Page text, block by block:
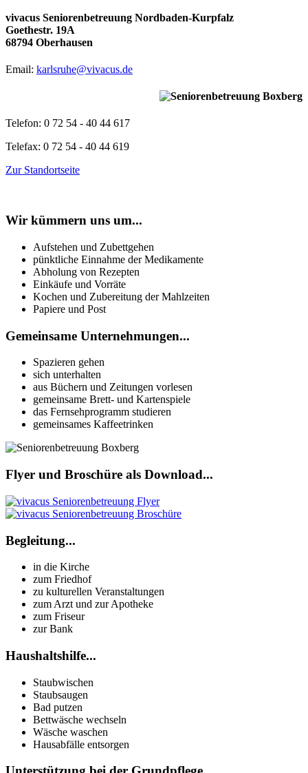
vivacus Seniorenbetreuung Nordbaden-Kurpfalz
Goethestr. 19A
68794 Oberhausen
Email: karlsruhe@vivacus.de
Telefon: 0 72 54 - 40 44 617
Telefax: 0 72 54 - 40 44 619
Zur Standortseite
Wir kümmern uns um...
Aufstehen und Zubettgehen
pünktliche Einnahme der Medikamente
Abholung von Rezepten
Einkäufe und Vorräte
Kochen und Zubereitung der Mahlzeiten
Papiere und Post
Gemeinsame Unternehmungen...
Spazieren gehen
sich unterhalten
aus Büchern und Zeitungen vorlesen
gemeinsame Brett- und Kartenspiele
das Fernsehprogramm studieren
gemeinsames Kaffeetrinken
Flyer und Broschüre als Download...
Begleitung...
in die Kirche
zum Friedhof
zu kulturellen Veranstaltungen
zum Arzt und zur Apotheke
zum Friseur
zur Bank
Haushaltshilfe...
Staubwischen
Staubsaugen
Bad putzen
Bettwäsche wechseln
Wäsche waschen
Hausabfälle entsorgen